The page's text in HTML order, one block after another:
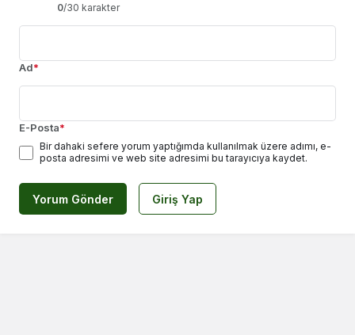
0/30 karakter
Ad*
E-Posta*
Bir dahaki sefere yorum yaptığımda kullanılmak üzere adımı, e-
posta adresimi ve web site adresimi bu tarayıcıya kaydet.
Yorum Gönder Giriş Yap